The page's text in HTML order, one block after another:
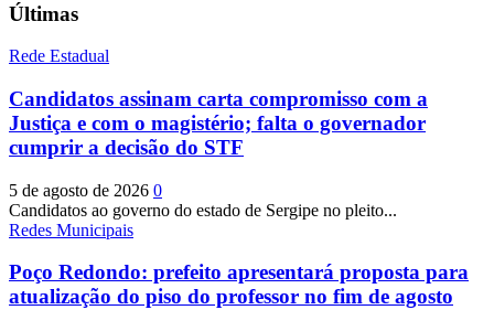
Últimas
Rede Estadual
Candidatos assinam carta compromisso com a
Justiça e com o magistério; falta o governador
cumprir a decisão do STF
5 de agosto de 2026 0
Candidatos ao governo do estado de Sergipe no pleito...
Redes Municipais
Poço Redondo: prefeito apresentará proposta para
atualização do piso do professor no fim de agosto